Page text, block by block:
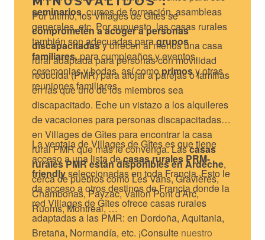
seminarios, cursos de formación, asambleas
generales, etc. Por supuesto, las casas rurales
también son adecuadas paragrupos
familiares, para cumpleaños y eventos,
ceremonias y bodas, así comoprimosy otras
reuniones familiares.
Por último, los Villages de Gîtes se
comprometen a acoger a personas
discapacitadasy ofrecen al menos una casa
rural adaptada para personas con movilidad
reducida (PMR) para alojar a parejas o familias
en las que uno de los miembros sea
discapacitado. Eche un vistazo a los alquileres
de vacaciones para personas discapacitadas
en Villages de Gîtes para encontrar la casa
rural PMR que más le convenga. Lascasas
rurales PMR están disponibles en Ardèche,
cerca de pueblos como Les Vans, Gravières,
Chambonas, Payzac, Vallon Pont d’Arc,
Ruoms, Montreal, …
La ventaja de Villages de Gîtes es que tiene
acceso a una lista decasas rurales PRM-
friendlyseleccionadas en toda Francia. Esto le
da acceso a otros destinos de Francia donde la
red Villages de Gîtes ofrece casas rurales
adaptadas a las PMR: en Dordoña, Aquitania,
Bretaña, Normandía, etc. ¡Consulte nuestro